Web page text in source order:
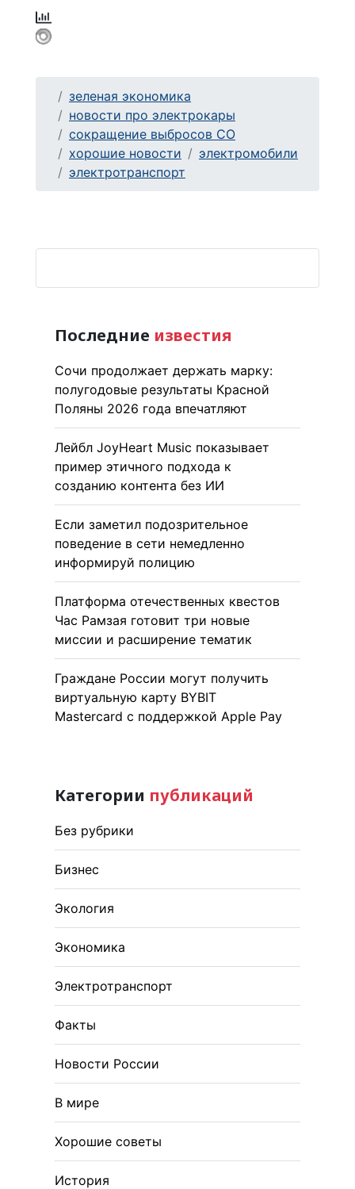
зеленая экономика
новости про электрокары
сокращение выбросов CO
хорошие новости
электромобили
электротранспорт
Последние известия
Сочи продолжает держать марку:
полугодовые результаты Красной
Поляны 2026 года впечатляют
Лейбл JoyHeart Music показывает
пример этичного подхода к
созданию контента без ИИ
Если заметил подозрительное
поведение в сети немедленно
информируй полицию
Платформа отечественных квестов
Час Рамзая готовит три новые
миссии и расширение тематик
Граждане России могут получить
виртуальную карту BYBIT
Mastercard с поддержкой Apple Pay
Категории публикаций
Без рубрики
Бизнес
Экология
Экономика
Электротранспорт
Факты
Новости России
В мире
Хорошие советы
История